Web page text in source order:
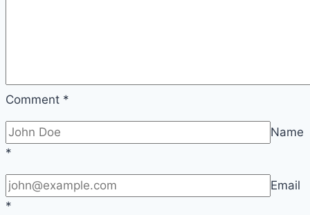
Comment *
Name
*
Email
*